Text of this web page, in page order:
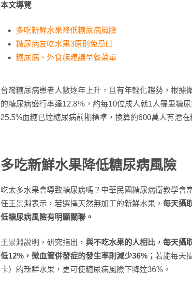
本文導覽
多吃新鮮水果降低糖尿病風險
糖尿病友吃水果3原則免忌口
糖尿病、外食族建議早餐菜單
台灣糖尿病患者人數逐年上升，且有年輕化趨勢。根據
的糖尿病盛行率達12.8％，約每10位成人就1人罹患糖
25.5%血糖已達糖尿病前期標準，換算約600萬人有潛
多吃新鮮水果降低糖尿病風險
吃太多水果會導致糖尿病嗎？中華民國糖尿病衛教學會
任王景淵表示，若選擇天然無加工的新鮮水果， 每天攝
低糖尿病風險有明顯關聯。
王景淵說明，研究指出， 與不吃水果的人相比，每天攝
低12%，微血管併發症的發生率則減少36%； 若能每天
卡）的新鮮水果，更可使糖尿病風險下降達36%。